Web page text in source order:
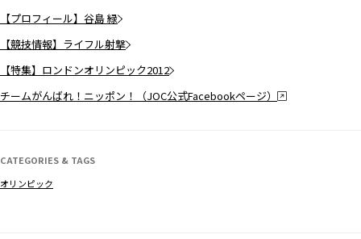
【プロフィール】谷島 緑
【競技情報】ライフル射撃
【特集】ロンドンオリンピック2012
チームがんばれ！ニッポン！（JOC公式Facebookページ）
CATEGORIES & TAGS
オリンピック